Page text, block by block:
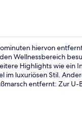
hiervon
Wellnessbereich
Highlights wie ein
luxuriösen Stil.
entfernt: Zur